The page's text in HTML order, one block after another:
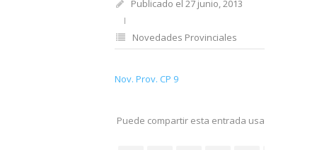
Publicado el 27 junio, 2013
Novedades Provinciales
Nov. Prov. CP 9
Puede compartir esta entrada usando sus